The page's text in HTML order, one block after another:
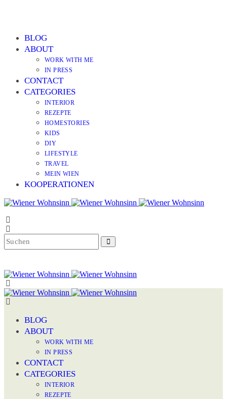
BLOG
ABOUT
WORK WITH ME
IN PRESS
CONTACT
CATEGORIES
INTERIOR
REZEPTE
HOMESTORIES
KIDS
DIY
LIFESTYLE
TRAVEL
MEIN WIEN
KOOPERATIONEN
BLOG
ABOUT
WORK WITH ME
IN PRESS
CONTACT
CATEGORIES
INTERIOR
REZEPTE